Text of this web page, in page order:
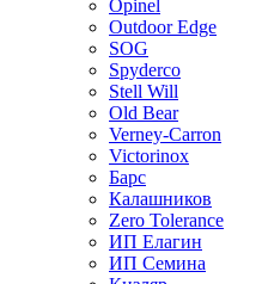
Opinel
Outdoor Edge
SOG
Spyderco
Stell Will
Old Bear
Verney-Carron
Victorinox
Барс
Калашников
Zero Tolerance
ИП Елагин
ИП Семина